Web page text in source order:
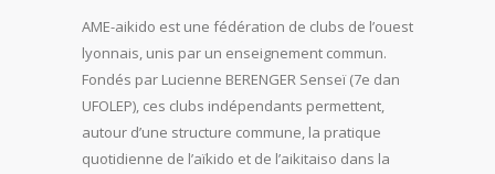
AME-aikido est une fédération de clubs de l’ouest
lyonnais, unis par un enseignement commun.
Fondés par Lucienne BERENGER Senseï (7e dan
UFOLEP), ces clubs indépendants permettent,
autour d’une structure commune, la pratique
quotidienne de l’aïkido et de l’aikitaiso dans la